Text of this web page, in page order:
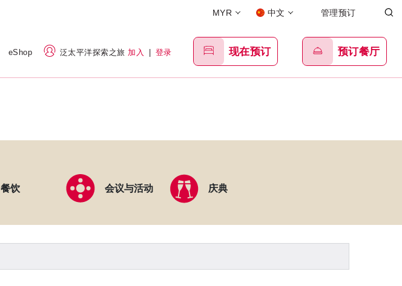
MYR 中文 管理预订
eShop 泛太平洋探索之旅 加入 | 登录 现在预订 预订餐厅
餐饮 会议与活动 庆典